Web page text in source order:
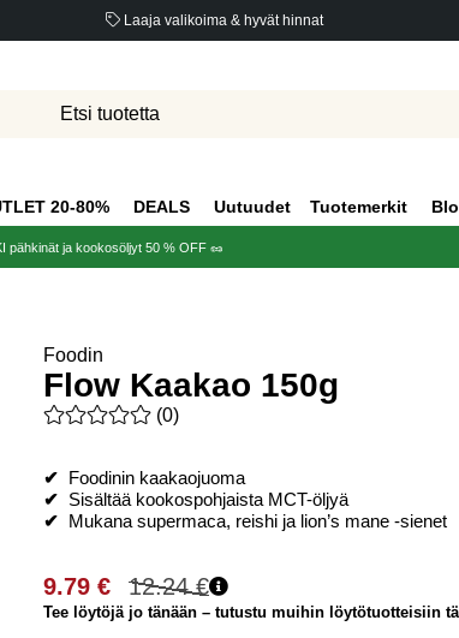
Laaja valikoima & hyvät hinnat
20-80% DEALS Uutuudet Tuotemerkit
pähkinät ja kookosöljyt 50 % OFF 🥜
Foodin
Flow Kaakao 150g
Keskiarvoluokitus 0 / 5 Arvioiden määrä 0
(0)
✔ Foodinin kaakaojuoma
✔ Sisältää kookospohjaista MCT-öljyä
✔ Mukana supermaca, reishi ja lion’s mane -sienet
12.24€
9.79 €
Tee löytöjä jo tänään – tutustu muihin löytötuotteisiin